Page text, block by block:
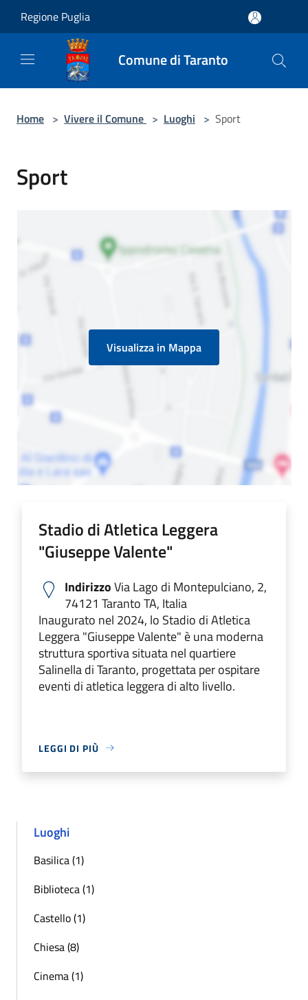
Regione Puglia
Comune di Taranto
Home > Vivere il Comune > Luoghi > Sport
Sport
Visualizza in Mappa
Stadio di Atletica Leggera
"Giuseppe Valente"
IndirizzoVia Lago di Montepulciano, 2,
74121 Taranto TA, Italia
Inaugurato nel 2024, lo Stadio di Atletica
Leggera "Giuseppe Valente" è una moderna
struttura sportiva situata nel quartiere
Salinella di Taranto, progettata per ospitare
eventi di atletica leggera di alto livello.
LEGGI DI PIÙ
Luoghi
Basilica (1)
Biblioteca (1)
Castello (1)
Chiesa (8)
Cinema (1)